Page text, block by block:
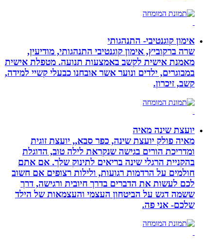
אימון קוגנטיבי- התנהגותי
שרה ברקוביץ, אימון קוגנטיבי התנהגותי, מודיעין,
מאמנת אישית לקשב באמצעות תנועה. מטפלת אישית
במבוגרים, ילדים ונוער אשר אובחנו כבעלי קשיי למידה,
קשב, זיכרון.
יועצת שינה מאיה
מאיה פולק יועצת שינה, כפר סבא,, יועצת זוגית
ומדריכת הורים בגישה שנקראת לילה טוב, הדוגלת
בהקניית הרגלי שינה בריאים לתינוק שלך. אם אתם
חולמים על הרדמות רגועות, ולילות רצופים אם חשוב
לכם לעשות את הדברים בדרך חיובית ורגישה, דרך
ששמה דגש על הביטחון העצמי והעצמאות של הילד
שלכם- אני פה.